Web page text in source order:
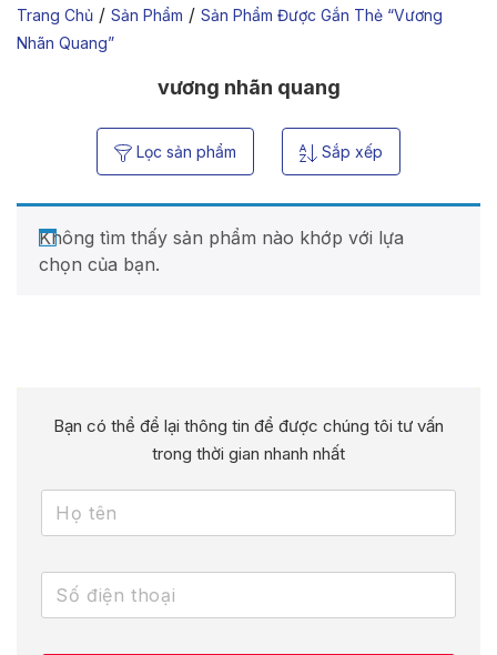
Trang Chủ / Sản Phẩm / Sản Phẩm Được Gắn Thẻ “vương
Nhãn Quang”
vương nhãn quang
Lọc sản phẩm Sắp xếp
Không tìm thấy sản phẩm nào khớp với lựa
chọn của bạn.
Bạn có thể để lại thông tin để được chúng tôi tư vấn
trong thời gian nhanh nhất